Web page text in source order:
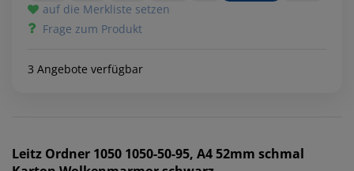
auf die Merkliste setzen
Frage zum Produkt
3 Angebote verfügbar
Leitz Ordner 1050 1050-50-95, A4 52mm schmal